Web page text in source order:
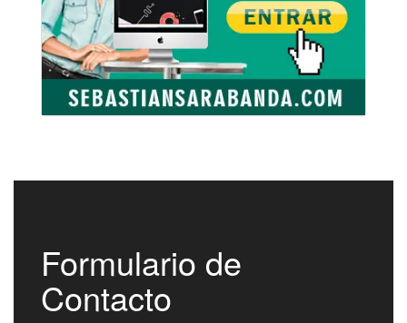
Formulario de
Contacto